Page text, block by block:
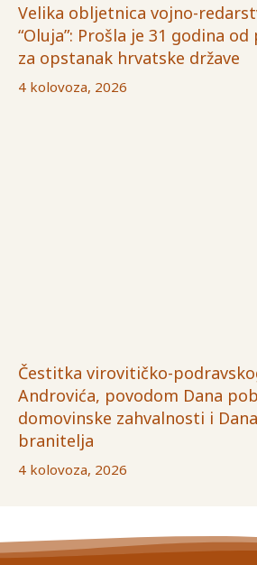
Velika obljetnica vojno-
“Oluja”: Prošla je 31 godina
za opstanak hrvatske države
4 kolovoza, 2026
Čestitka virovitičko-
Androvića, povodom Dana
domovinske zahvalnosti i
branitelja
4 kolovoza, 2026